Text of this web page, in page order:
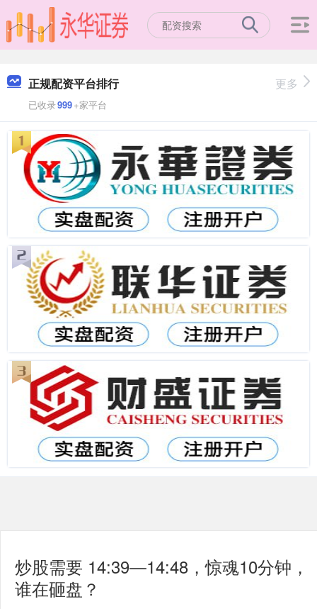
正规配资平台排行
已收录999+家平台
更多
炒股需要 14:39—14:48，惊魂10分钟，
谁在砸盘？